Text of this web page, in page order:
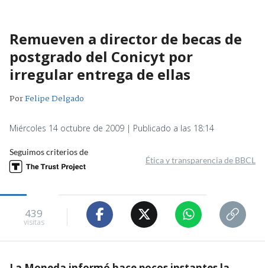
Remueven a director de becas de
postgrado del Conicyt por
irregular entrega de ellas
PorFelipe Delgado
Miércoles 14 octubre de 2009 | Publicado a las 18:14
Seguimos criterios de
Ética y transparencia de BBCL
439
visitas